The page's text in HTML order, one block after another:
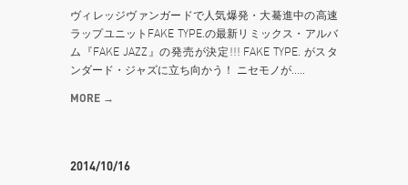
ヴィレッジヴァンガードで人気爆発・大驀進中の高速
ラップユニットFAKE TYPE.の最新リミックス・アルバ
ム『FAKE JAZZ』の発売が決定!!! FAKE TYPE. がスタ
ンダード・ジャズに立ち向かう！ ニセモノが.....
MORE →
2014/10/16